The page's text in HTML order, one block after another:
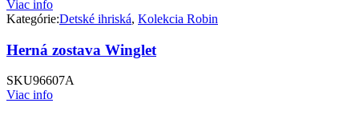
Viac info
Kategórie:Detské ihriská, Kolekcia Robin
Herná zostava Winglet
SKU96607A
Viac info